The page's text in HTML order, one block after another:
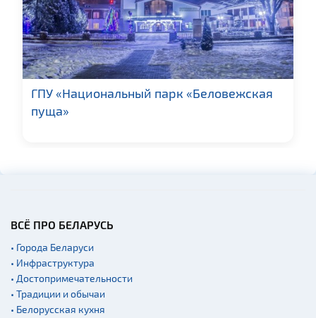
ГПУ «Национальный парк «Беловежская
пуща»
ВСЁ ПРО БЕЛАРУСЬ
• Города Беларуси
• Инфраструктура
• Достопримечательности
• Традиции и обычаи
• Белорусская кухня